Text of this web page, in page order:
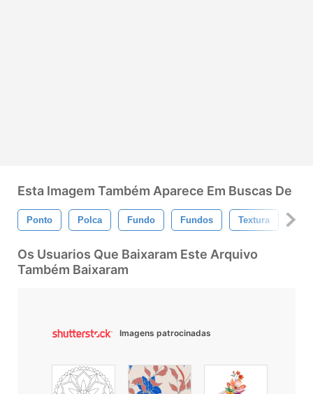
Esta Imagem Também Aparece Em Buscas De
Ponto Polca Fundo Fundos Textura
Os Usuarios Que Baixaram Este Arquivo
Também Baixaram
Imagens patrocinadas